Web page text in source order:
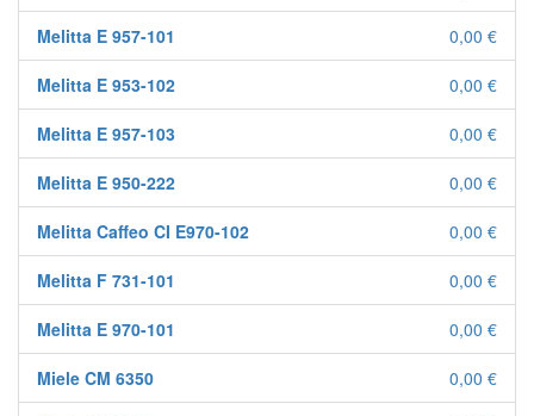
Melitta E 957-101 0,00 €
Melitta E 953-102 0,00 €
Melitta E 957-103 0,00 €
Melitta E 950-222 0,00 €
Melitta Caffeo CI E970-102 0,00 €
Melitta F 731-101 0,00 €
Melitta E 970-101 0,00 €
Miele CM 6350 0,00 €